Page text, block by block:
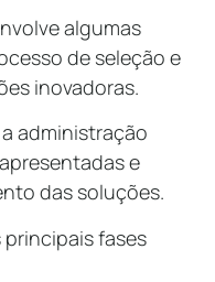
algumas
de seleção e
inovadoras.
administração
e
das soluções.
principais fases